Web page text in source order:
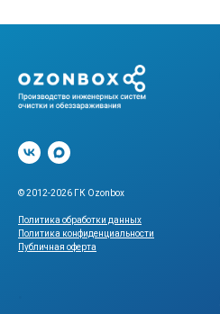
© 2012-2026 ГК Ozonbox
Политика обработки данных
Политика конфиденциальности
Публичная оферта